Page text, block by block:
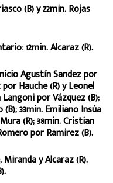
(B) y 22min. Rojas
12min. Alcaraz (R).
Agustín Sandez por
Hauche (R) y Leonel
por Vázquez (B);
33min. Emiliano Insúa
(R); 38min. Cristian
por Ramirez (B).
y Alcaraz (R).